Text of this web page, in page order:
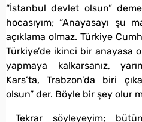
“İstanbul devlet olsun”
hocasıyım; “Anayasayı şu
açıklama olmaz. Türkiye
Türkiye’de ikinci bir anayasa
yapmaya kalkarsanız,
Kars’ta, Trabzon’da biri
olsun” der. Böyle bir şey olur
Tekrar söyleyeyim;